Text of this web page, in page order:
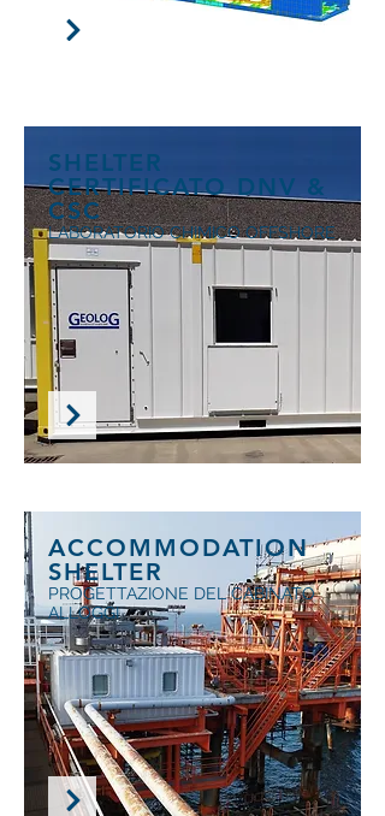
SHELTER
CERTIFICATO DNV &
CSC
LABORATORIO CHIMICO OFFSHORE
ACCOMMODATION
SHELTER
PROGETTAZIONE DEL CABINATO
ALLOGGI